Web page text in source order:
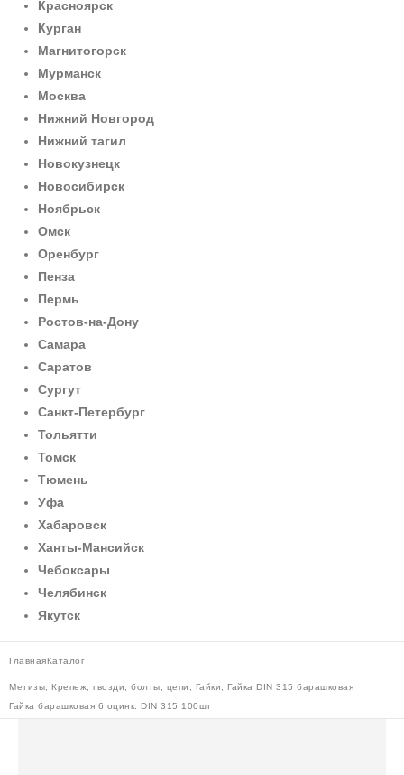
Красноярск
Курган
Магнитогорск
Мурманск
Москва
Нижний Новгород
Нижний тагил
Новокузнецк
Новосибирск
Ноябрьск
Омск
Оренбург
Пенза
Пермь
Ростов-на-Дону
Самара
Саратов
Сургут
Санкт-Петербург
Тольятти
Томск
Тюмень
Уфа
Хабаровск
Ханты-Мансийск
Чебоксары
Челябинск
Якутск
ГлавнаяКаталог
Метизы ,Крепеж, гвозди, болты, цепи Гайки ,Гайка DIN 315 барашковая
Гайка барашковая 6 оцинк. DIN 315 100шт